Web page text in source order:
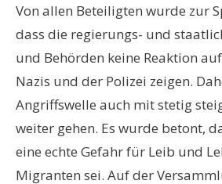
Von allen Beteiligten wurde zur
dass die regierungs- und
und Behörden keine Reaktion
Nazis und der Polizei zeigen.
Angriffswelle auch mit stetig
weiter gehen. Es wurde betont,
eine echte Gefahr für Leib und
Migranten sei. Auf der